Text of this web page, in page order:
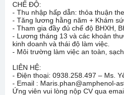
CHẾ ĐỘ:
- Thu nhập hấp dẫn: thỏa thuận
- Tăng lương hằng năm + Khám
- Tham gia đầy đủ chế độ BHXH,
- Lương tháng 13 và các khoản
kinh doanh và thái độ làm việc.
- Môi trường làm việc an toàn,
LIÊN HỆ:
- Điện thoại: 0938.258.497 – Ms.
- Email : Maris.phan@amphenol-
Ứng viên vui lòng nộp CV qua